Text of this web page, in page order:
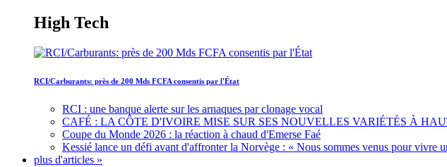
High Tech
RCI/Carburants: près de 200 Mds FCFA consentis par l'État
RCI : une banque alerte sur les arnaques par clonage vocal
CAFÉ : LA CÔTE D'IVOIRE MISE SUR SES NOUVELLES VARIÉTÉS À
Coupe du Monde 2026 : la réaction à chaud d'Emerse Faé
Kessié lance un défi avant d'affronter la Norvège : « Nous sommes venus pour vivre
plus d'articles »